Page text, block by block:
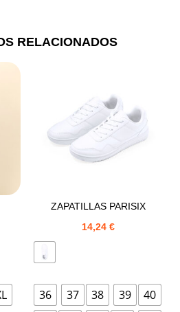
RELACIONADOS
ZAPATILLAS PARISIX
14,24 €
36 37 38 39
40